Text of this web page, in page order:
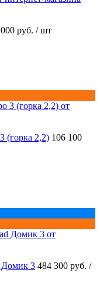
руб. / шт
(горка 2,2) 106 100
Домик 3 484 300 руб. /